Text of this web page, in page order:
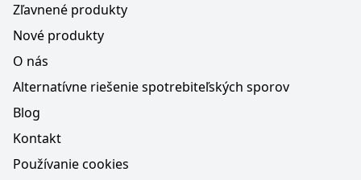
Zľavnené produkty
Nové produkty
O nás
Alternatívne riešenie spotrebiteľských sporov
Blog
Kontakt
Používanie cookies